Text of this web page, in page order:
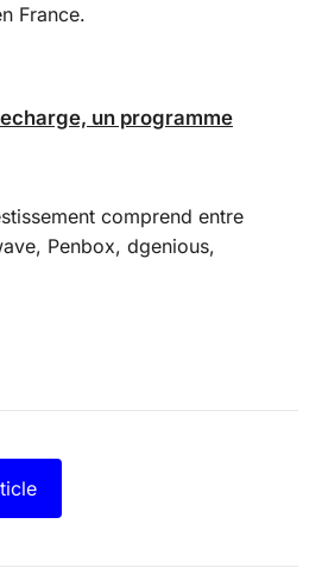
France.
un programme
comprend entre
Penbox, dgenious,